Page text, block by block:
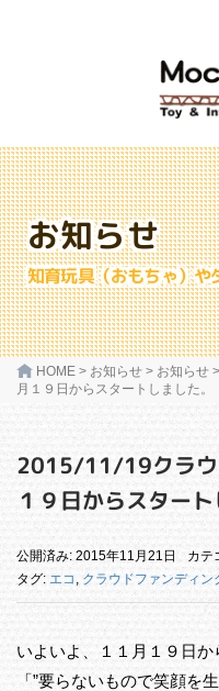
お知らせ
知育玩具（おもちゃ）や
HOME > お知らせ > お知らせ >
月１９日からスタートしました。
2015/11/19クラウ
１９日からスタート
公開済み: 2015年11月21日 カテ
タグ: エコ , クラウドファンディン
いよいよ、１１月１９日か
「”要らないもので笑顔を